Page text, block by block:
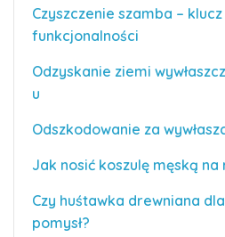
Czyszczenie szamba –
funkcjonalności
Odzyskanie ziemi
u
Odszkodowanie za
Jak nosić koszulę męską na
Czy huśtawka drewniana
pomysł?